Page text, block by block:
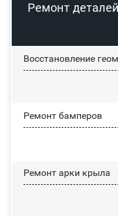
Ремонт
Восстановление
Ремонт бамперов
Ремонт арки крыла